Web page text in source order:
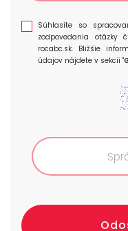
Súhlasíte so
zodpovedania otázky
rocabc.sk. Bližšie
údajov nájdete v sekcii "